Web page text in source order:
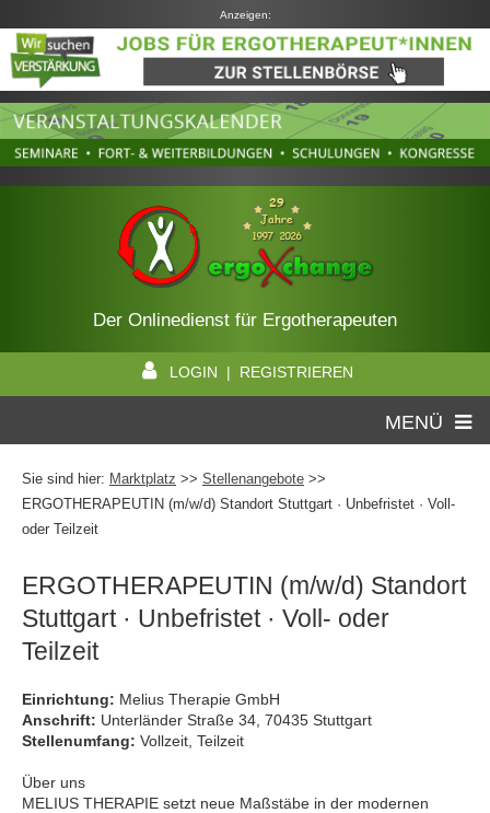
Anzeigen:
Der Onlinedienst für Ergotherapeuten
LOGIN | REGISTRIEREN
MENÜ
Sie sind hier: Marktplatz >> Stellenangebote >>
ERGOTHERAPEUTIN (m/w/d) Standort Stuttgart · Unbefristet · Voll-
oder Teilzeit
ERGOTHERAPEUTIN (m/w/d) Standort
Stuttgart · Unbefristet · Voll- oder
Teilzeit
Einrichtung: Melius Therapie GmbH
Anschrift: Unterländer Straße 34, 70435 Stuttgart
Stellenumfang: Vollzeit, Teilzeit
Über uns
MELIUS THERAPIE setzt neue Maßstäbe in der modernen